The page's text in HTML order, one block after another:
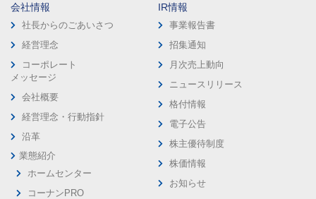
会社情報
社長からのごあいさつ
経営理念
コーポレート
メッセージ
会社概要
経営理念・行動指針
沿革
業態紹介
ホームセンター
コーナンPRO
IR情報
事業報告書
招集通知
月次売上動向
ニュースリリース
格付情報
電子公告
株主優待制度
株価情報
お知らせ